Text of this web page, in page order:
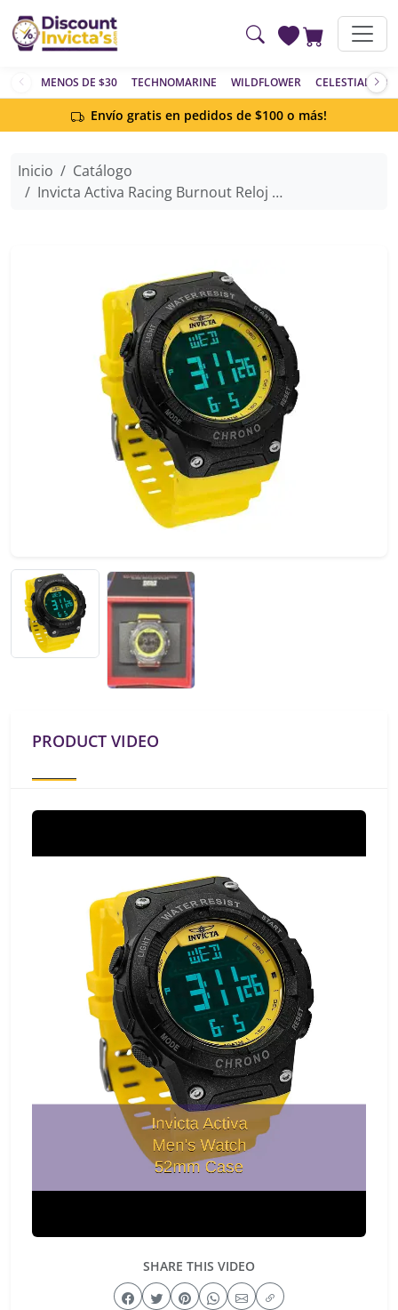
MENOS DE $30 TECHNOMARINE WILDFLOWER CELESTIAL
Envío gratis en pedidos de $100 o más!
Inicio
Catálogo
Invicta Activa Racing Burnout Reloj Digital para Hombre - 52mm, Amarillo
PRODUCT VIDEO
SHARE THIS VIDEO